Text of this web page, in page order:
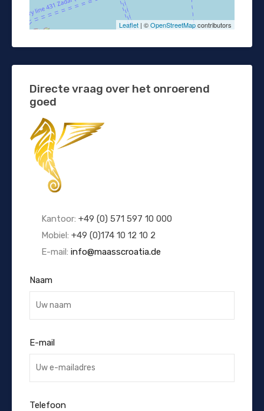
Leaflet | ©OpenStreetMapcontributors
Directe vraag over het onroerend
goed
Kantoor: +49 (0) 571 597 10 000
Mobiel: +49 (0)174 10 12 10 2
E-mail: info@maasscroatia.de
Naam
E-mail
Telefoon